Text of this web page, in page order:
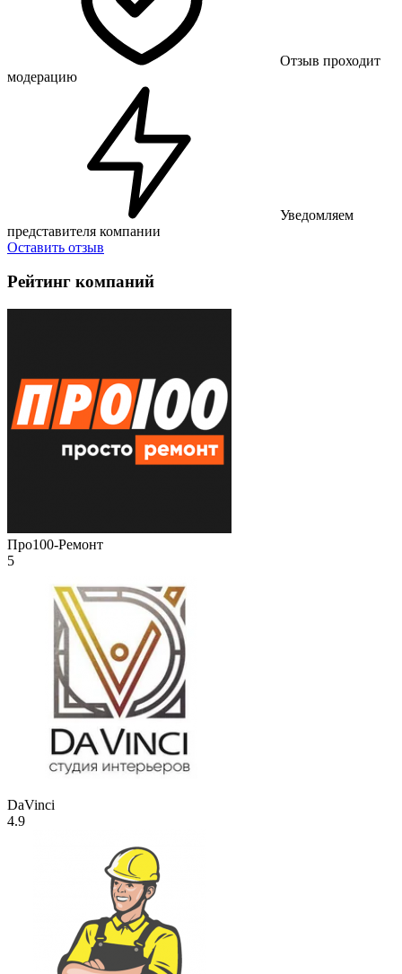
Отзыв проходит
модерацию
Уведомляем
представителя компании
Оставить отзыв
Рейтинг компаний
Про100-Ремонт
5
DaVinci
4.9